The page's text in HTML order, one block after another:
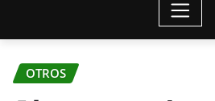
OTROS